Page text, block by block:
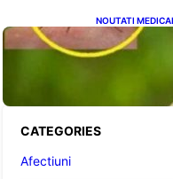
NOUTATI
Cum
țânțarilor:
asupra
CATEGORIES
Afectiuni